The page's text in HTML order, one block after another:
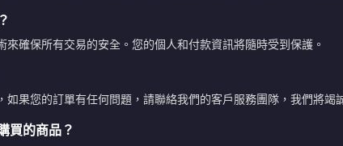
確保所有交易的安全。您的個人和付款資訊將隨時受到保護。
如果您的訂單有任何問題，請聯絡我們的客戶服務團隊，我們將竭
買的商品？